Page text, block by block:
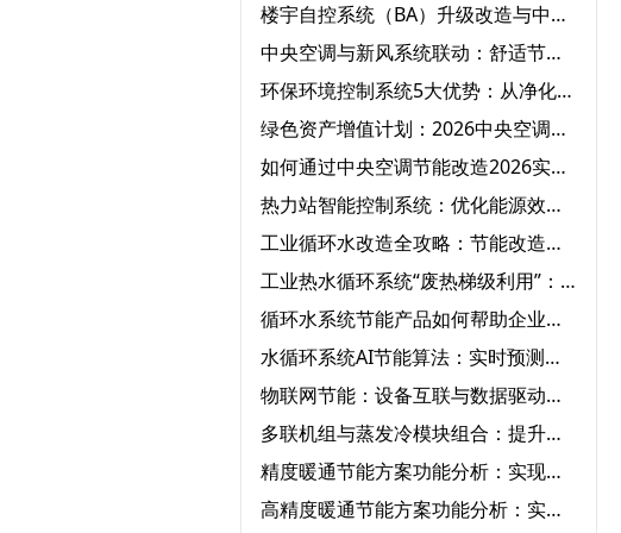
楼宇自控系统（BA）升级改造与中央空调联动节能实践指南‌
中央空调与新风系统联动：舒适节能的完美搭配方案‌
环保环境控制系统5大优势：从净化空气到节能降耗
绿色资产增值计划：2026中央空调节能改造系统解决方案
如何通过中央空调节能改造2026实现企业环保与效益双赢‌
热力站智能控制系统：优化能源效率的实践突破‌
工业循环水改造全攻略：节能改造方案一步搞定‌
工业热水循环系统“废热梯级利用”：高温废水预热冷水，热回收率达85%‌
循环水系统节能产品如何帮助企业显著降低运营成本？‌
水循环系统AI节能算法：实时预测负荷，让循环泵电耗随流量智能匹配‌
物联网节能：设备互联与数据驱动的节能管理平台方案‌
多联机组与蒸发冷模块组合：提升换热效率
精度暖通节能方案功能分析：实现精准控温‌
高精度暖通节能方案功能分析：实现精准控温与能效提升的秘诀‌